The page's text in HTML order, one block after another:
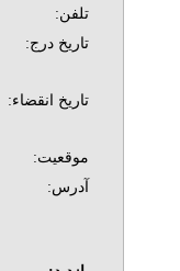
تلفن:
تاریخ درج:
تاریخ انقضاء:
موقعیت:
آدرس: